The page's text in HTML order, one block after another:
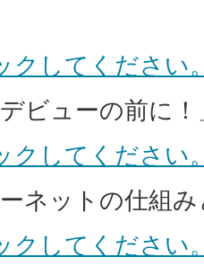
クしてください
ビューの前に！
クしてください
ネットの仕組
クしてください